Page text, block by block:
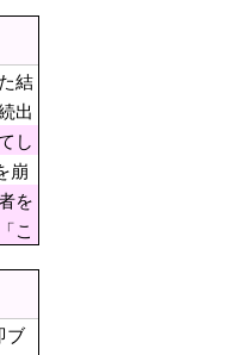
だ
時
結
出
し
崩
を
こ
ブ